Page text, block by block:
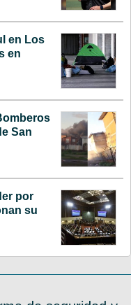
en Los
en
San
por
su